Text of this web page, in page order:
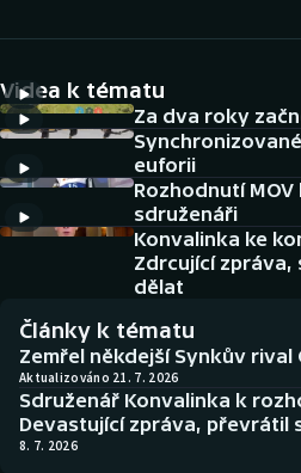
Cyklistika
DALŠÍ SPORTY
Americký fotbal
Baseball a softbal
Biatlon
Boby a skeleton
NEPŘEHLÉDNĚTE
Aplikace ČT sport
AZ kvíz
Videa k tématu
Za dva roky
euforii
Rozhodnutí
sdruženáři
Konvalinka ke
Zdrcující zpráva,
dělat
Články k tématu
Zemřel někdejší Synkův rival
Aktualizováno 21. 7. 2026
Sdruženář Konvalinka k
Devastující zpráva, převrátil
8. 7. 2026